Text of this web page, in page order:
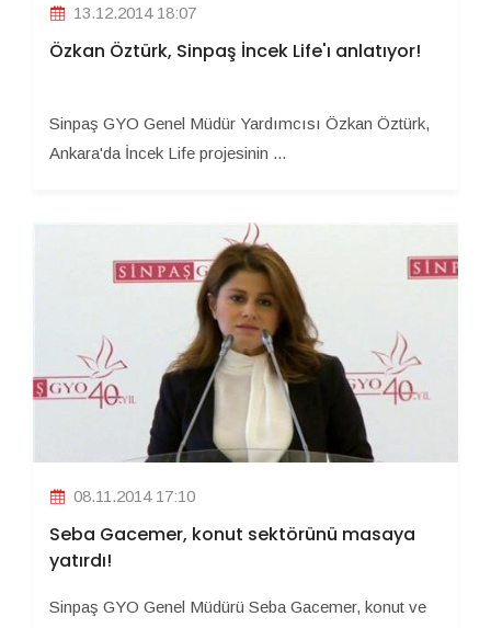
13.12.2014 18:07
Özkan Öztürk, Sinpaş İncek Life'ı anlatıyor!
Sinpaş GYO Genel Müdür Yardımcısı Özkan Öztürk,
Ankara'da İncek Life projesinin ...
08.11.2014 17:10
Seba Gacemer, konut sektörünü masaya
yatırdı!
Sinpaş GYO Genel Müdürü Seba Gacemer, konut ve